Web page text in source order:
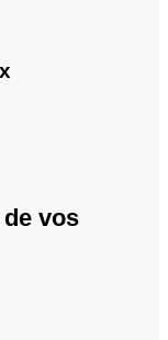
vos